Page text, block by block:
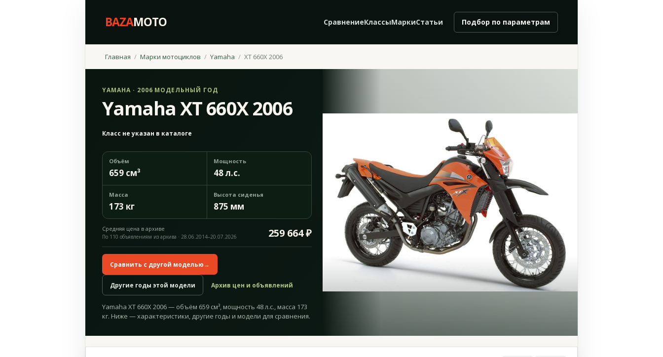
BAZAMOTO СравнениеКлассыМаркиСтатьи Подбор по параметрам
Главная Марки мотоциклов Yamaha XT 660X 2006
YAMAHA · 2006 МОДЕЛЬНЫЙ ГОД
Yamaha XT 660X 2006
Класс не указан в каталоге
Объём
659 см³
Мощность
48 л.с.
Масса
173 кг
Высота сиденья
875 мм
Средняя цена в архиве 259 664 ₽
По 110 объявлениям из архива · 28.06.2014–20.07.2026
Сравнить с другой моделью→
Другие годы этой модели Архив цен и объявлений
Yamaha XT 660X 2006 — объём 659 см³, мощность 48 л.с., масса 173
кг. Ниже — характеристики, другие годы и модели для сравнения.